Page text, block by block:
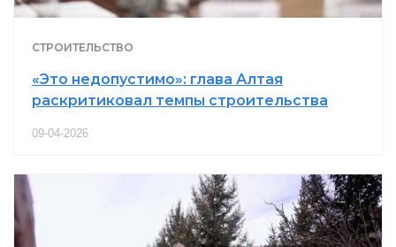
СТРОИТЕЛЬСТВО
«Это недопустимо»: глава Алтая
раскритиковал темпы строительства
09-04-2026